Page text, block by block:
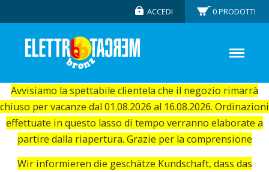
Avvisiamo la spettabile clientela che il negozio rimarrà
chiuso per vacanze dal 01.08.2026 al 16.08.2026. Ordinazioni
effettuate in questo lasso di tempo verranno elaborate a
partire dalla riapertura. Grazie per la comprensione
Wir informieren die geschätze Kundschaft, dass das
ACCEDI 0PRODOTTI